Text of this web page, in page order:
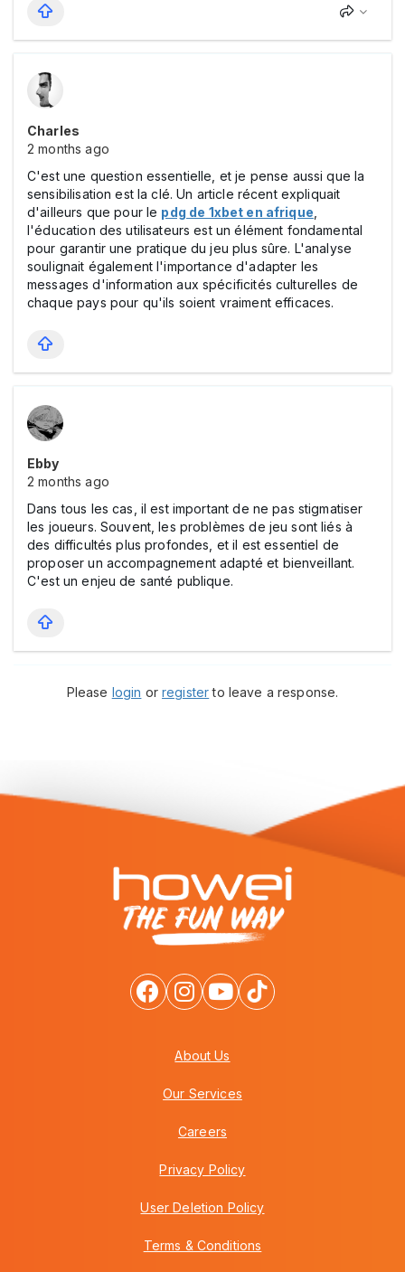
Charles
2 months ago
C'est une question essentielle, et je pense aussi que la
sensibilisation est la clé. Un article récent expliquait
d'ailleurs que pour le pdg de 1xbet en afrique
l'éducation des utilisateurs est un élément fondamental
pour garantir une pratique du jeu plus sûre. L'analyse
soulignait également l'importance d'adapter les
messages d'information aux spécificités culturelles de
chaque pays pour qu'ils soient vraiment efficaces.
Ebby
2 months ago
Dans tous les cas, il est important de ne pas stigmatiser
les joueurs. Souvent, les problèmes de jeu sont liés à
des difficultés plus profondes, et il est essentiel de
proposer un accompagnement adapté et bienveillant.
C'est un enjeu de santé publique.
Please login orregisterto leave a response.
About Us
Our Services
Careers
Privacy Policy
User Deletion Policy
Terms & Conditions